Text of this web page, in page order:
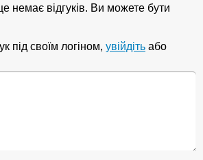
немає відгуків. Ви можете бути
під своїм логіном, увійдіть або